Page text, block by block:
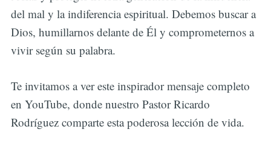
del mal y la indiferencia espiritual. Debemos buscar a
Dios, humillarnos delante de Él y comprometernos a
vivir según su palabra.
Te invitamos a ver este inspirador mensaje completo
en YouTube, donde nuestro Pastor Ricardo
Rodríguez comparte esta poderosa lección de vida.